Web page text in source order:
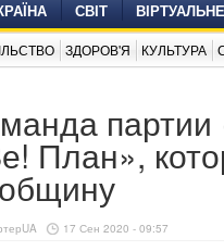
СВІТ
ЗДОРОВ'Я КУЛЬТУРА
План»,
17 Сен 2020 - 09:57